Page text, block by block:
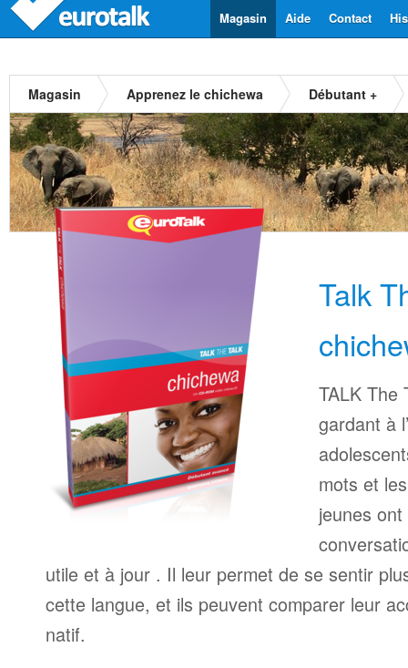
Contact
Aide
Magasin
Magasin Apprenez le chichewa Débutant +
Talk
TALK The
gardant à
mots et
jeunes
utile et à jour . Il leur permet de se sentir
cette langue, et ils peuvent comparer leur
natif.